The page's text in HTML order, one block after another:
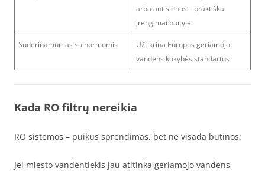
arba ant sienos – praktiška
įrengimai buityje
Suderinamumas su normomis
Užtikrina Europos geriamojo
vandens kokybės standartus
Kada RO filtrų nereikia
RO sistemos – puikus sprendimas, bet ne visada būtinos:
Jei miesto vandentiekis jau atitinka geriamojo vandens